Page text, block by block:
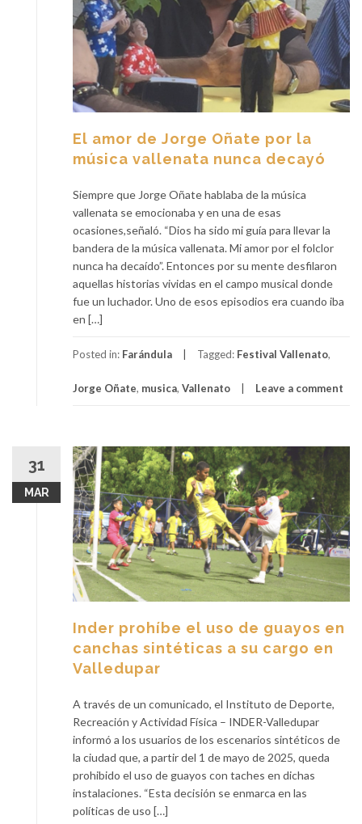
El amor de Jorge Oñate por la
música vallenata nunca decayó
Siempre que Jorge Oñate hablaba de la música
vallenata se emocionaba y en una de esas
ocasiones,señaló. “Dios ha sido mi guía para llevar la
bandera de la música vallenata. Mi amor por el folclor
nunca ha decaído”. Entonces por su mente desfilaron
aquellas historias vividas en el campo musical donde
fue un luchador. Uno de esos episodios era cuando iba
en […]
Posted in: Farándula Tagged: Festival Vallenato,
Jorge Oñate, musica, Vallenato Leave a comment
31
MAR
Inder prohíbe el uso de guayos en
canchas sintéticas a su cargo en
Valledupar
A través de un comunicado, el Instituto de Deporte,
Recreación y Actividad Física – INDER-Valledupar
informó a los usuarios de los escenarios sintéticos de
la ciudad que, a partir del 1 de mayo de 2025, queda
prohibido el uso de guayos con taches en dichas
instalaciones. “Esta decisión se enmarca en las
políticas de uso […]